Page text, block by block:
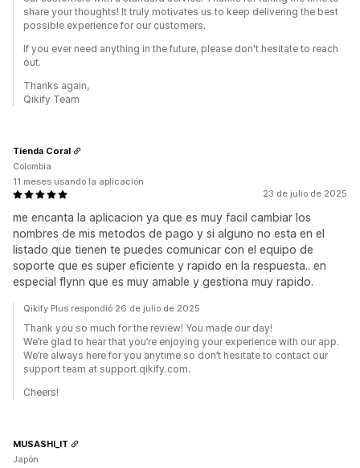
share your thoughts! It truly motivates us to keep delivering the best
possible experience for our customers.
If you ever need anything in the future, please don't hesitate to reach
out.
Thanks again,
Qikify Team
23 de julio de 2025
me encanta la aplicacion ya que es muy facil cambiar los
nombres de mis metodos de pago y si alguno no esta en el
listado que tienen te puedes comunicar con el equipo de
soporte que es super eficiente y rapido en la respuesta.. en
especial flynn que es muy amable y gestiona muy rapido.
Tienda Coral
Colombia
11 meses usando la aplicación
Qikify Plus respondió 26 de julio de 2025
Thank you so much for the review! You made our day!
We’re glad to hear that you’re enjoying your experience with our app.
We’re always here for you anytime so don’t hesitate to contact our
support team at support.qikify.com.
Cheers!
MUSASHI_IT
Japón